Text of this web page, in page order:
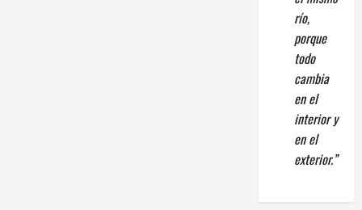
río,
porque
todo
cambia
en el
interior y
en el
exterior.”